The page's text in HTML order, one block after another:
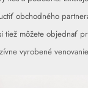
obchodného
tiež môžete objednať
vyrobené